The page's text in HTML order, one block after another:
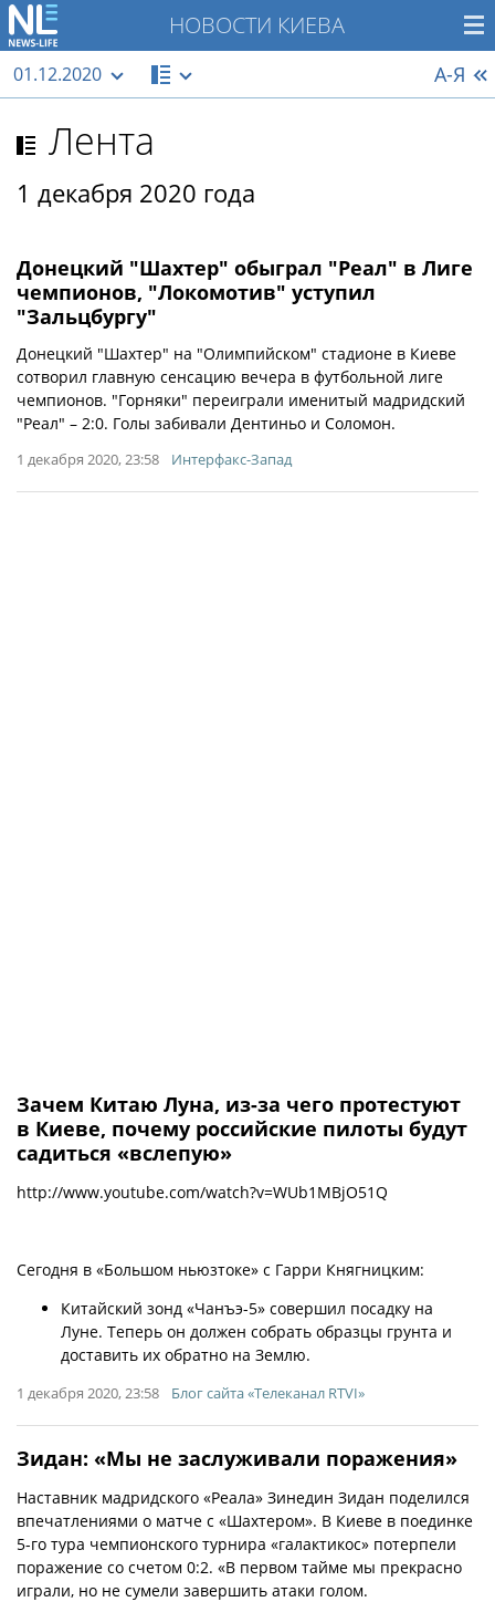
НОВОСТИ КИЕВА
01.12.2020 А-Я
Лента
1 декабря 2020 года
Донецкий "Шахтер" обыграл "Реал" в Лиге
чемпионов, "Локомотив" уступил
"Зальцбургу"
Донецкий "Шахтер" на "Олимпийском" стадионе в Киеве
сотворил главную сенсацию вечера в футбольной лиге
чемпионов. "Горняки" переиграли именитый мадридский
"Реал" – 2:0. Голы забивали Дентиньо и Соломон.
1 декабря 2020, 23:58 Интерфакс-Запад
Зачем Китаю Луна, из-за чего протестуют
в Киеве, почему российские пилоты будут
садиться «вслепую»
http://www.youtube.com/watch?v=WUb1MBjO51Q
Сегодня в «Большом ньюзтоке» с Гарри Княгницким:
Китайский зонд «Чанъэ-5» совершил посадку на
Луне. Теперь он должен собрать образцы грунта и
доставить их обратно на Землю.
1 декабря 2020, 23:58 Блог сайта «Телеканал RTVI»
Зидан: «Мы не заслуживали поражения»
Наставник мадридского «Реала» Зинедин Зидан поделился
впечатлениями о матче с «Шахтером». В Киеве в поединке
5-го тура чемпионского турнира «галактикос» потерпели
поражение со счетом 0:2. «В первом тайме мы прекрасно
играли, но не сумели завершить атаки голом.